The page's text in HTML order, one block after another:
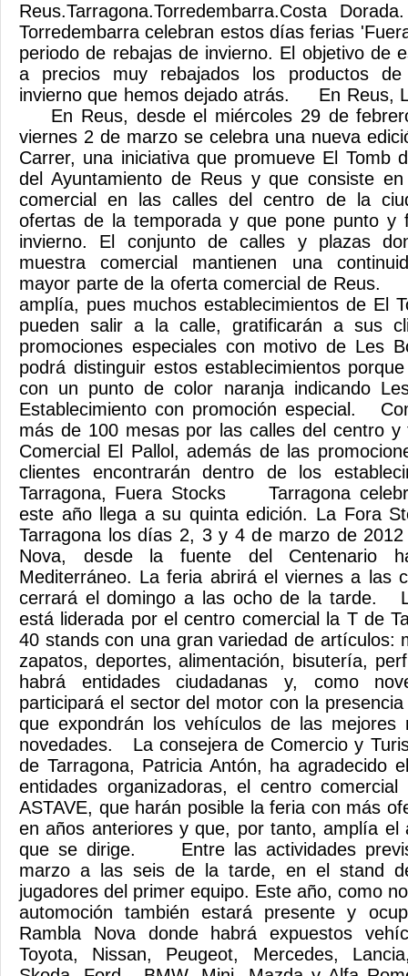
Reus.Tarragona.Torredembarra.Costa
Torredembarra celebran estos días ferias
periodo de rebajas de invierno. El objetivo de
a precios muy rebajados los productos
invierno que hemos dejado atrás. En Reus,
En Reus, desde el miércoles 29 de
viernes 2 de marzo se celebra una nueva
Carrer, una iniciativa que promueve El Tomb
del Ayuntamiento de Reus y que consiste
comercial en las calles del centro de la
ofertas de la temporada y que pone punto y
invierno. El conjunto de calles y plazas
muestra comercial mantienen una
mayor parte de la oferta comercial de Reus.
amplía, pues muchos establecimientos de El
pueden salir a la calle, gratificarán a sus
promociones especiales con motivo de Les
podrá distinguir estos establecimientos
con un punto de color naranja indicando
Establecimiento con promoción especial.
más de 100 mesas por las calles del centro y
Comercial El Pallol, además de las
clientes encontrarán dentro de los
Tarragona, Fuera Stocks Tarragona
este año llega a su quinta edición. La Fora
Tarragona los días 2, 3 y 4 de marzo de
Nova, desde la fuente del Centenario
Mediterráneo. La feria abrirá el viernes a las
cerrará el domingo a las ocho de la tarde.
está liderada por el centro comercial la T de
40 stands con una gran variedad de artículos:
zapatos, deportes, alimentación, bisutería,
habrá entidades ciudadanas y, como
participará el sector del motor con la
que expondrán los vehículos de las mejores
novedades. La consejera de Comercio y
de Tarragona, Patricia Antón, ha agradecido
entidades organizadoras, el centro
ASTAVE, que harán posible la feria con más
en años anteriores y que, por tanto, amplía el
que se dirige. Entre las actividades
marzo a las seis de la tarde, en el stand
jugadores del primer equipo. Este año, como
automoción también estará presente y
Rambla Nova donde habrá expuestos
Toyota, Nissan, Peugeot, Mercedes,